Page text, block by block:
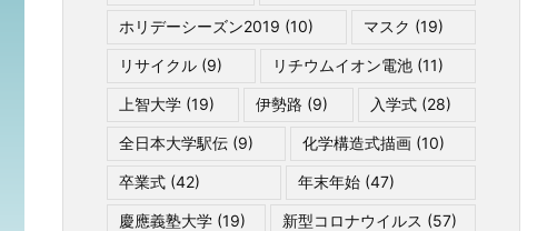
ホリデーシーズン2019 (10) マスク (19)
リサイクル (9) リチウムイオン電池(11)
上智大学 (19) 伊勢路 (9) 入学式(28)
全日本大学駅伝 (9) 化学構造式描画(10)
卒業式 (42) 年末年始 (47)
慶應義塾大学 (19) 新型コロナウイルス (57)